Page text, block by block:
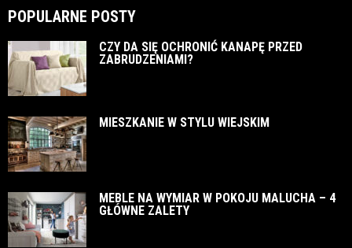
POPULARNE POSTY
CZY DA SIĘ OCHRONIĆ KANAPĘ PRZED
ZABRUDZENIAMI?
MIESZKANIE W STYLU WIEJSKIM
MEBLE NA WYMIAR W POKOJU MALUCHA – 4
GŁÓWNE ZALETY